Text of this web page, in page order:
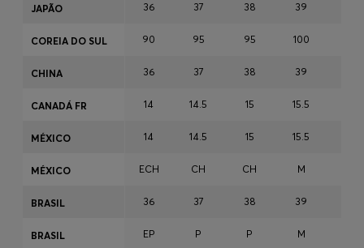
36 37 38 39
90 95 95 100
36 37 38 39
14 14.5 15 15.5
14 14.5 15 15.5
ECH CH CH M
36 37 38 39
EP P P M
JAPÃO
COREIA DO SUL
CHINA
CANADÁ FR
MÉXICO
MÉXICO
BRASIL
BRASIL